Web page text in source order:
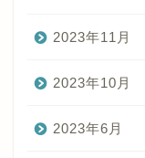
2023年11月
2023年10月
2023年6月